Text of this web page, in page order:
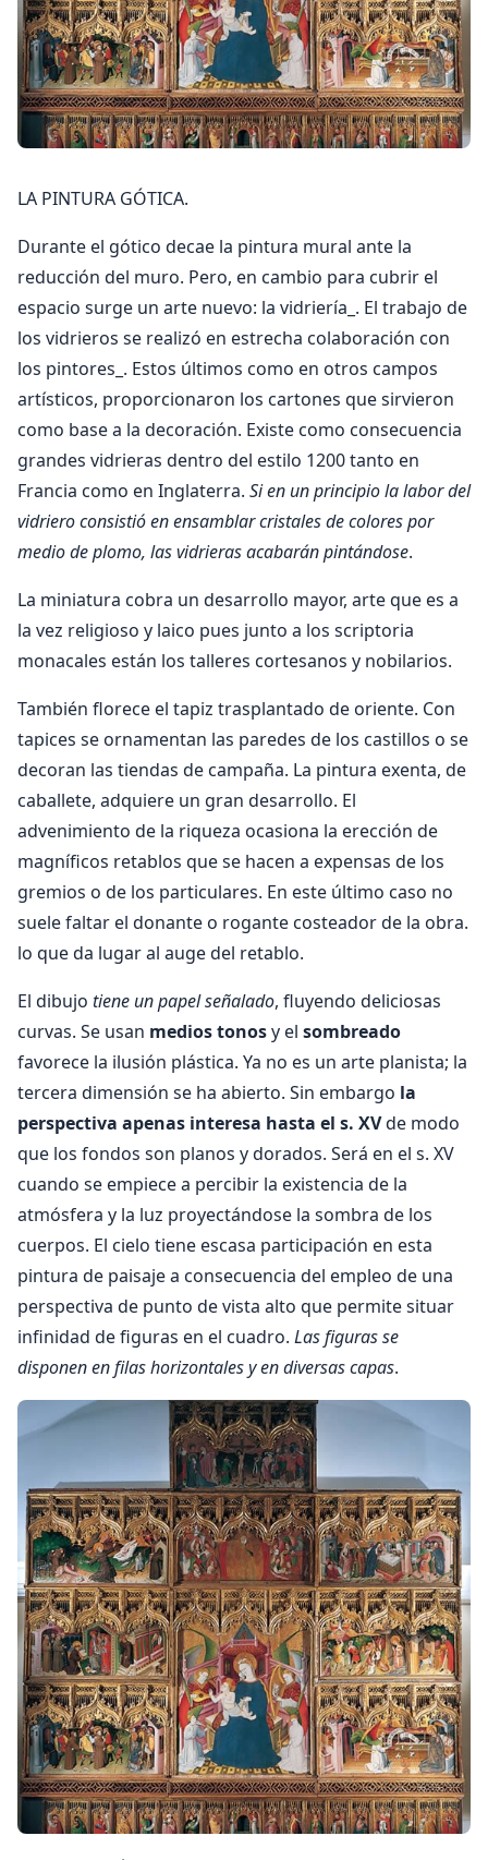
LA PINTURA GÓTICA.
Durante el gótico decae la pintura mural ante la
reducción del muro. Pero, en cambio para cubrir el
espacio surge un arte nuevo: la vidriería_. El trabajo de
los vidrieros se realizó en estrecha colaboración con
los pintores_. Estos últimos como en otros campos
artísticos, proporcionaron los cartones que sirvieron
como base a la decoración. Existe como consecuencia
grandes vidrieras dentro del estilo 1200 tanto en
Francia como en Inglaterra. Si en un principio la labor del
vidriero consistió en ensamblar cristales de colores por
medio de plomo, las vidrieras acabarán pintándose.
La miniatura cobra un desarrollo mayor, arte que es a
la vez religioso y laico pues junto a los scriptoria
monacales están los talleres cortesanos y nobilarios.
También florece el tapiz trasplantado de oriente. Con
tapices se ornamentan las paredes de los castillos o se
decoran las tiendas de campaña. La pintura exenta, de
caballete, adquiere un gran desarrollo. El
advenimiento de la riqueza ocasiona la erección de
magníficos retablos que se hacen a expensas de los
gremios o de los particulares. En este último caso no
suele faltar el donante o rogante costeador de la obra.
lo que da lugar al auge del retablo.
El dibujo tiene un papel señalado, fluyendo deliciosas
curvas. Se usan medios tonosy el sombreado
favorece la ilusión plástica. Ya no es un arte planista; la
tercera dimensión se ha abierto. Sin embargo la
perspectiva apenas interesa hasta el s. XVde modo
que los fondos son planos y dorados. Será en el s. XV
cuando se empiece a percibir la existencia de la
atmósfera y la luz proyectándose la sombra de los
cuerpos. El cielo tiene escasa participación en esta
pintura de paisaje a consecuencia del empleo de una
perspectiva de punto de vista alto que permite situar
infinidad de figuras en el cuadro. Las figuras se
disponen en filas horizontales y en diversas capas.